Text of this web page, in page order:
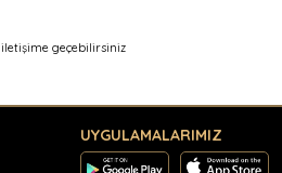
iletişime geçebilirsiniz
UYGULAMALARIMIZ